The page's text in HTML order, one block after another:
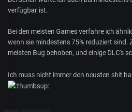
verfügbar ist.
Bei den meisten Games verfahre ich
wenn sie mindestens 75% reduziert sind.
meisten Bug behoben, und einige DLC's
Ich muss nicht immer den neusten shit